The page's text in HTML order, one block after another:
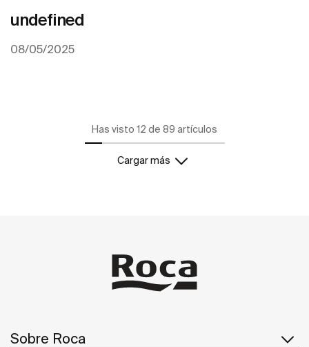
undefined
08/05/2025
Has visto 12 de 89 artículos
Cargar más
Sobre Roca